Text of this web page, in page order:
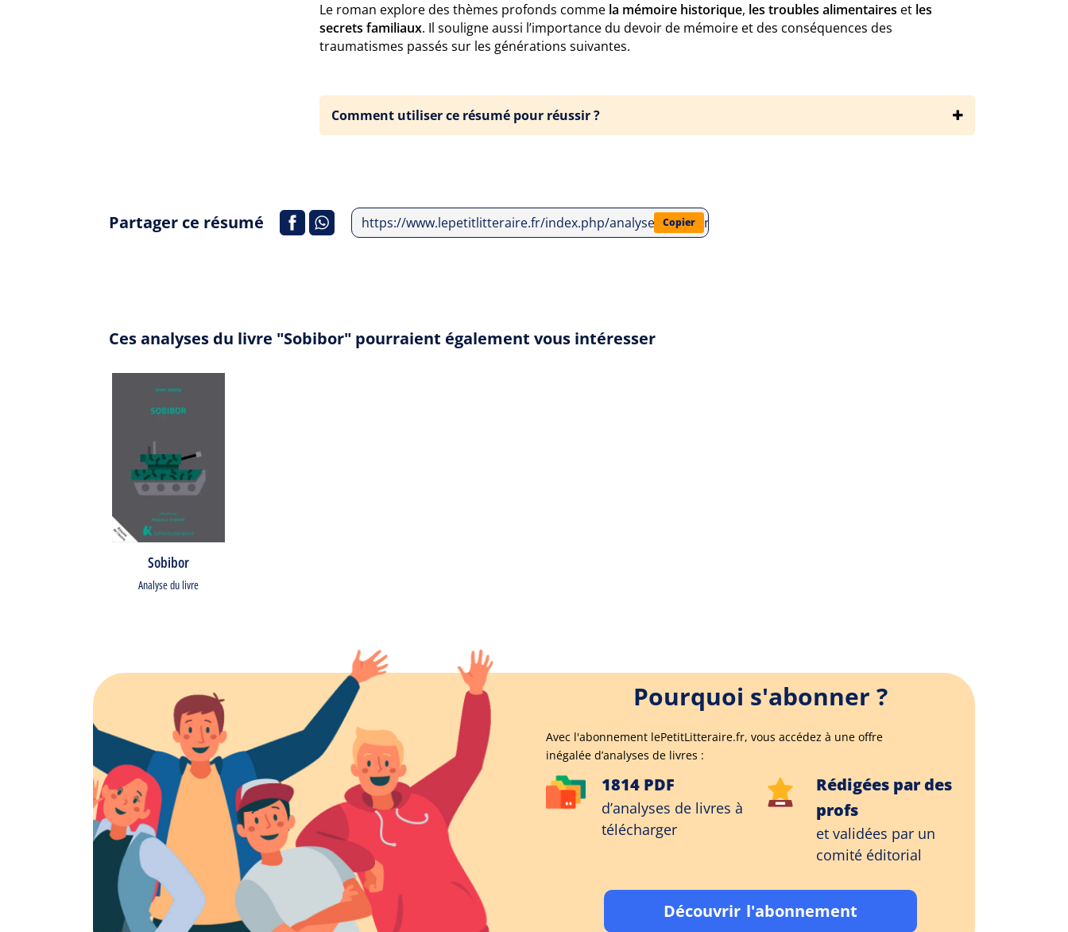
Le roman explore des thèmes profonds comme la mémoire historique, les troubles alimentaires et les
secrets familiaux. Il souligne aussi l’importance du devoir de mémoire et des conséquences des
traumatismes passés sur les générations suivantes.
Comment utiliser ce résumé pour réussir ?
Partager ce résumé https://www.lepetitlitteraire.fr/index.php/analyses-litteraires/jean-molla/sobibor/resume
Copier
Ces analyses du livre "Sobibor" pourraient également vous intéresser
Sobibor
Analyse du livre
Pourquoi s'abonner ?
Avec l'abonnement lePetitLitteraire.fr, vous accédez à une offre
inégalée d’analyses de livres :
1814 PDF
d’analyses de livres à
télécharger
Rédigées par des
profs
et validées par un
comité éditorial
Découvrir l'abonnement